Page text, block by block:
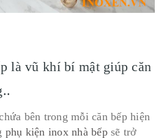
là vũ khí bí mật giúp căn
bên trong mỗi căn bếp hiện
phụ kiện inox nhà bếpsẽ trở